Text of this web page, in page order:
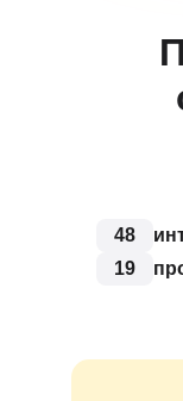
48
19